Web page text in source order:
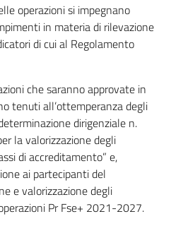
operazioni si impegnano
in materia di rilevazione
di cui al Regolamento
che saranno approvate in
tenuti all’ottemperanza degli
dirigenziale n.
la valorizzazione degli
di accreditamento” e,
ai partecipanti del
e valorizzazione degli
Pr Fse+ 2021-2027.